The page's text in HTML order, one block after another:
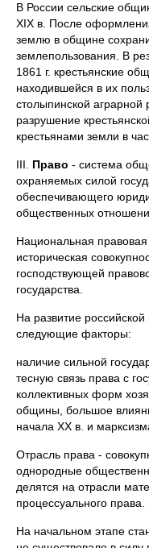
В России сельские
XIX в. После
землю в общине
землепользования. В
1861 г. крестьянские
находившейся в их
столыпинской
разрушение
крестьянами земли в
III. Право - система
охраняемых силой
обеспечивающего
общественных
Национальная правовая
историческая
господствующей
государства.
На развитие
следующие факторы:
наличие сильной
тесную связь права с
коллективных форм
общины, большое
начала XX в. и
Отрасль права -
однородные
делятся на отрасли
процессуального права.
На начальном этапе